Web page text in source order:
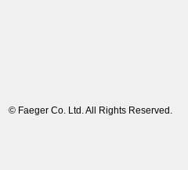
©︎ Faeger Co. Ltd. All Rights Reserved.